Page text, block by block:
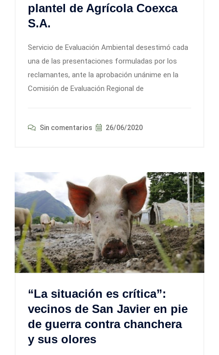
plantel de Agrícola Coexca
S.A.
Servicio de Evaluación Ambiental desestimó cada
una de las presentaciones formuladas por los
reclamantes, ante la aprobación unánime en la
Comisión de Evaluación Regional de
Sin comentarios 26/06/2020
“La situación es crítica”:
vecinos de San Javier en pie
de guerra contra chanchera
y sus olores